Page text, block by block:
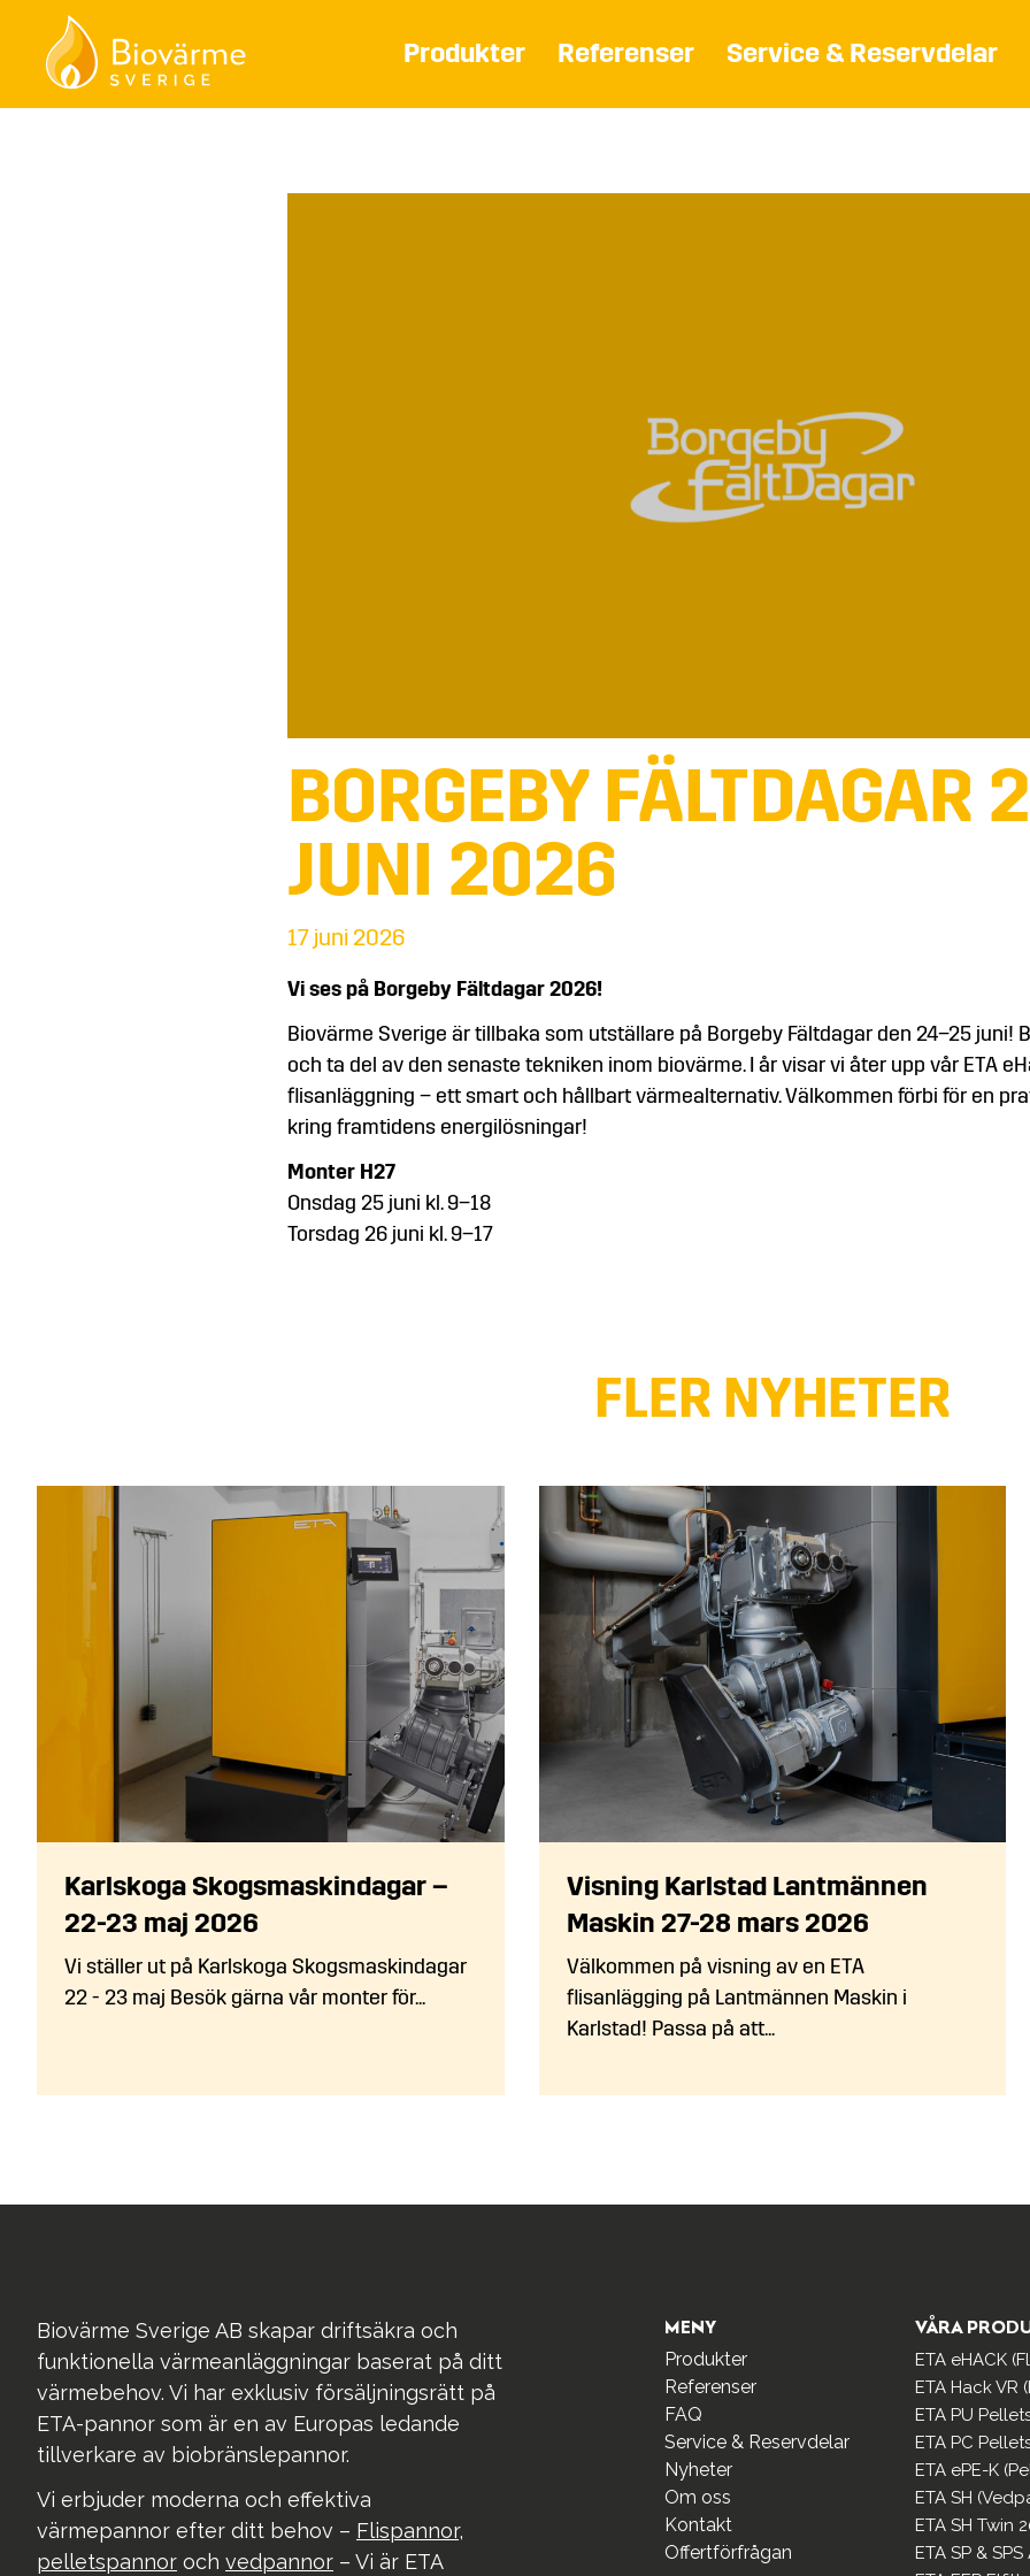
Produkter Referenser Service & Reservdelar
BORGEBY FÄLTDAGAR
JUNI 2026
17 juni 2026
Vi ses på Borgeby Fältdagar 2026!
Biovärme Sverige är tillbaka som utställare på Borgeby Fältdagar den 24–25 juni!
och ta del av den senaste tekniken inom biovärme. I år visar vi åter upp vår ETA
flisanläggning – ett smart och hållbart värmealternativ. Välkommen förbi för en
kring framtidens energilösningar!
Monter H27
Onsdag 25 juni kl. 9–18
Torsdag 26 juni kl. 9–17
FLER NYHETER
Karlskoga Skogsmaskindagar –
22-23 maj 2026
Vi ställer ut på Karlskoga Skogsmaskindagar
22 - 23 maj Besök gärna vår monter för...
Visning Karlstad Lantmännen
Maskin 27-28 mars 2026
Välkommen på visning av en ETA
flisanlägging på Lantmännen Maskin i
Karlstad! Passa på att...
Biovärme Sverige AB skapar driftsäkra och
funktionella värmeanläggningar baserat på ditt
värmebehov. Vi har exklusiv försäljningsrätt på
ETA-pannor som är en av Europas ledande
tillverkare av biobränslepannor.
Vi erbjuder moderna och effektiva
värmepannor efter ditt behov – Flispannor,
pelletspannor och vedpannor – Vi är ETA
MENY
Produkter
Referenser
FAQ
Service & Reservdelar
Nyheter
Om oss
Kontakt
Offertförfrågan
VÅRA
ETA eHACK
ETA Hack VR
ETA PU
ETA PC
ETA ePE-K
ETA SH
ETA SH Twin
ETA SP &